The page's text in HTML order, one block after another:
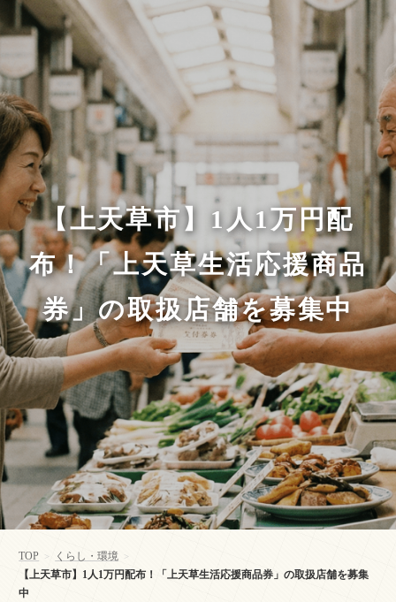
【上天草市】1人1万円配
布！「上天草生活応援商品
券」の取扱店舗を募集中
TOP > くらし・環境 >
【上天草市】1人1万円配布！「上天草生活応援商品券」の取扱店舗を募集
中